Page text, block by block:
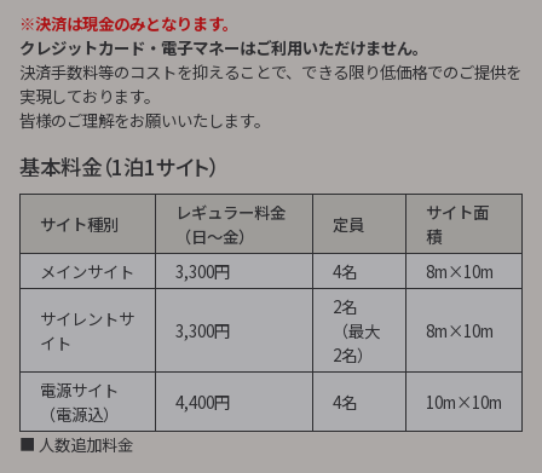
※決済は現金のみとなります。
クレジットカード・電子マネーはご利用いただけません。
決済手数料等のコストを抑えることで、できる限り低価格でのご提供を
実現しております。
皆様のご理解をお願いいたします。
基本料金（1泊1サイト）
サイト種別
レギュラー料金
（日～金）
定員
サイト面
積
メインサイト
3,300円 4名
8m×10m
サイレントサ
イト
3,300円
2名
（最大
2名）
8m×10m
電源サイト
（電源込）
4,400円 4名
10m×10m
■ 人数追加料金